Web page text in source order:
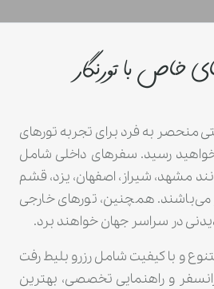
خاص با تورنگار
منحصر به فرد برای تجربه تورهای
رسید. سفرهای داخلی شامل
مشهد، شیراز، اصفهان، یزد، قشم
همچنین، تورهای خارجی
در سراسر جهان خواهند برد.
و با کیفیت شامل رزرو بلیط رفت
و راهنمایی تخصصی، بهترین